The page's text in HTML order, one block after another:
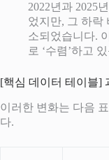
2022년과 2025
었지만, 그 하락
소되었습니다.
로 ‘수렴’하고
[핵심 데이터 테이블]
이러한 변화는 다음
다.